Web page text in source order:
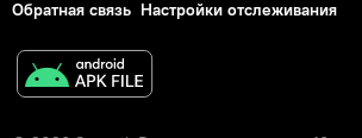
Обратная связь Настройки отслеживания